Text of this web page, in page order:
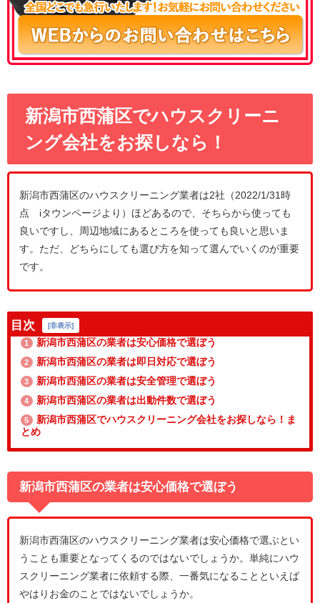
新潟市西蒲区でハウスクリーニ
ング会社をお探しなら！
新潟市西蒲区のハウスクリーニング業者は2社（2022/1/31時
点 iタウンページより）ほどあるので、そちらから使っても
良いですし、周辺地域にあるところを使っても良いと思いま
す。ただ、どちらにしても選び方を知って選んでいくのが重要
です。
目次 [非表示]
1 新潟市西蒲区の業者は安心価格で選ぼう
2 新潟市西蒲区の業者は即日対応で選ぼう
3 新潟市西蒲区の業者は安全管理で選ぼう
4 新潟市西蒲区の業者は出動件数で選ぼう
5
新潟市西蒲区でハウスクリーニング会社をお探しなら！ま
とめ
新潟市西蒲区の業者は安心価格で選ぼう
新潟市西蒲区のハウスクリーニング業者は安心価格で選ぶとい
うことも重要となってくるのではないでしょうか。単純にハウ
スクリーニング業者に依頼する際、一番気になることといえば
やはりお金のことではないでしょうか。